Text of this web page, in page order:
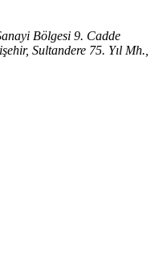
Bölgesi 9. Cadde
Sultandere 75. Yıl Mh.,